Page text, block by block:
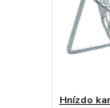
Hnízdo